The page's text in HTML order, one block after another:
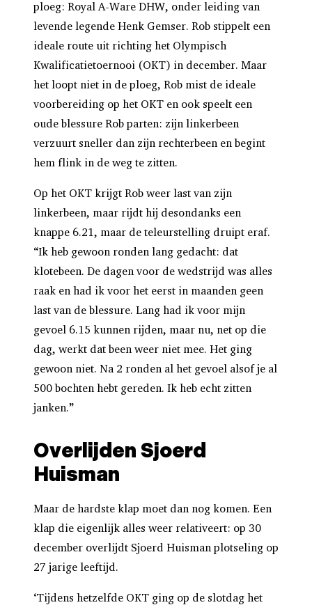
ploeg: Royal A-Ware DHW, onder leiding van
levende legende Henk Gemser. Rob stippelt een
ideale route uit richting het Olympisch
Kwalificatietoernooi (OKT) in december. Maar
het loopt niet in de ploeg, Rob mist de ideale
voorbereiding op het OKT en ook speelt een
oude blessure Rob parten: zijn linkerbeen
verzuurt sneller dan zijn rechterbeen en begint
hem flink in de weg te zitten.
Op het OKT krijgt Rob weer last van zijn
linkerbeen, maar rijdt hij desondanks een
knappe 6.21, maar de teleurstelling druipt eraf.
“Ik heb gewoon ronden lang gedacht: dat
klotebeen. De dagen voor de wedstrijd was alles
raak en had ik voor het eerst in maanden geen
last van de blessure. Lang had ik voor mijn
gevoel 6.15 kunnen rijden, maar nu, net op die
dag, werkt dat been weer niet mee. Het ging
gewoon niet. Na 2 ronden al het gevoel alsof je al
500 bochten hebt gereden. Ik heb echt zitten
janken.”
Overlijden Sjoerd
Huisman
Maar de hardste klap moet dan nog komen. Een
klap die eigenlijk alles weer relativeert: op 30
december overlijdt Sjoerd Huisman plotseling op
27 jarige leeftijd.
‘Tijdens hetzelfde OKT ging op de slotdag het